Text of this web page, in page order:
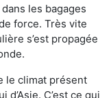
les bagages
force. Très vite
s’est propagée
le climat présent
C’est ce qui